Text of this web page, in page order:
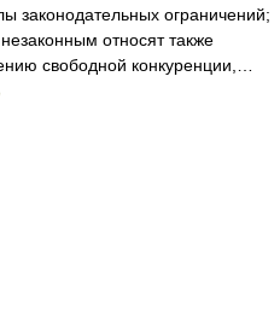
законодательных ограничений;
относят также
свободной конкуренции,…